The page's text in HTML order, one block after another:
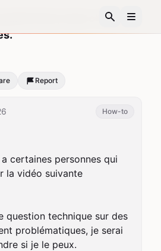
final, mais c'est déjà
Report
How-to
certaines personnes qui
la vidéo suivante
question technique sur des
problématiques, je serai
si je le peux.